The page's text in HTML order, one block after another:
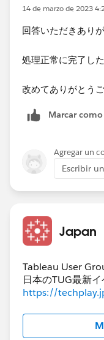
Finished running
太字の部分が
このエラーに関し
て考えるべきなの
14 de marzo de 2023
回答いただきあり
処理正常に完了し
改めてありがとうご
Marcar
Agregar un
Escribir
Japan
Tableau User
日本のTUG最新
https://